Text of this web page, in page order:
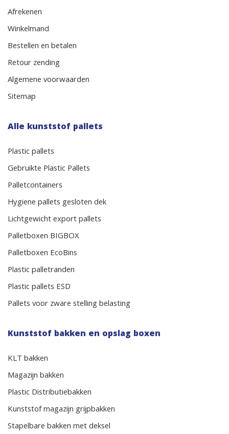
Afrekenen
Winkelmand
Bestellen en betalen
Retour zending
Algemene voorwaarden
Sitemap
Alle kunststof pallets
Plastic pallets
Gebruikte Plastic Pallets
Palletcontainers
Hygiene pallets gesloten dek
Lichtgewicht export pallets
Palletboxen BIGBOX
Palletboxen EcoBins
Plastic palletranden
Plastic pallets ESD
Pallets voor zware stelling belasting
Kunststof bakken en opslag boxen
KLT bakken
Magazijn bakken
Plastic Distributiebakken
Kunststof magazijn grijpbakken
Stapelbare bakken met deksel